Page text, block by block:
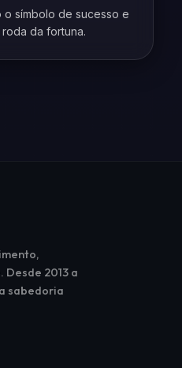
o símbolo de sucesso e
da fortuna.
2013 a
sabedoria